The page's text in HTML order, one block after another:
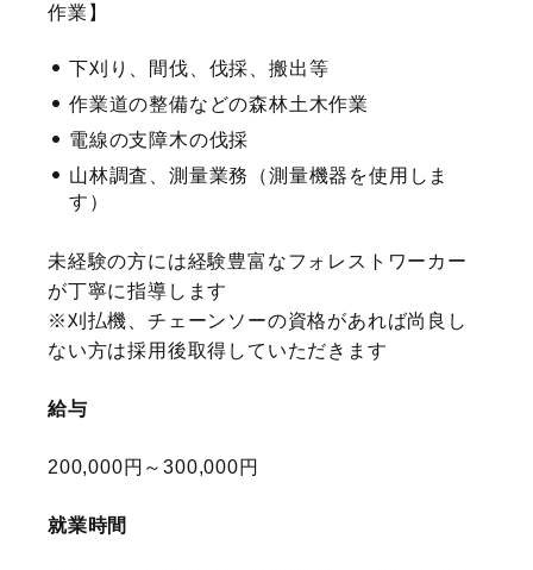
作業】
下刈り、間伐、伐採、搬出等
作業道の整備などの森林土木作業
電線の支障木の伐採
山林調査、測量業務（測量機器を使用しま
す）
未経験の方には経験豊富なフォレストワーカー
が丁寧に指導します
※刈払機、チェーンソーの資格があれば尚良し
ない方は採用後取得していただきます
給与
200,000円～300,000円
就業時間